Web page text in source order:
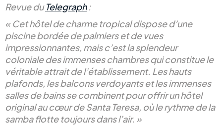
Revue duTelegraph:
« Cet hôtel de charme tropical dispose d’une
piscine bordée de palmiers et de vues
impressionnantes, mais c’est la splendeur
coloniale des immenses chambres qui constitue le
véritable attrait de l’établissement. Les hauts
plafonds, les balcons verdoyants et les immenses
salles de bains se combinent pour offrir un hôtel
original au cœur de Santa Teresa, où le rythme de la
samba flotte toujours dans l’air. »